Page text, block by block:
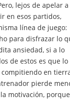
lejos de apelar a
en esos partidos,
línea de juego:
para disfrazar lo
ansiedad, si a lo
de estos es que lo
en
pierde
motivación, porque